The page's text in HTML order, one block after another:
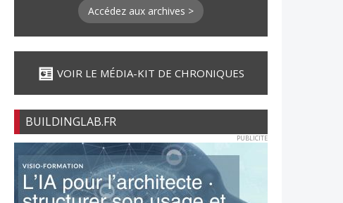
Accédez aux archives >
VOIR LE MÉDIA-KIT DE CHRONIQUES
BUILDINGLAB.FR
PUBLICITE